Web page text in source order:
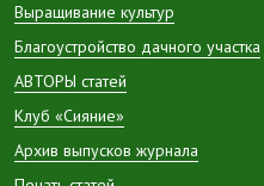
Выращивание культур
Благоустройство дачного участка
АВТОРЫ статей
Клуб «Сияние»
Архив выпусков журнала